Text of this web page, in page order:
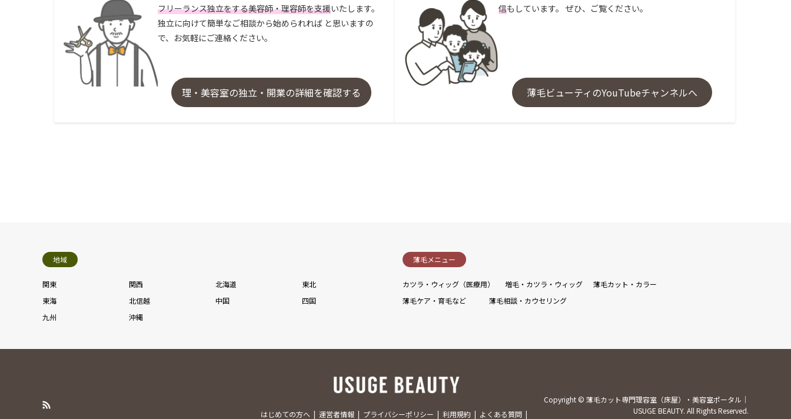
フリーランス独立をする美容師・理容師を支援いたします。
独立に向けて簡単なご相談から始められれば と思いますの
で、お気軽にご連絡ください。
理・美容室の独立・開業の詳細を確認する
信もしています。 ぜひ、ご覧ください。
薄毛ビューティのYouTubeチャンネルへ
地域
関東 関西 北海道
東北
東海
北信越 中国
四国
九州
沖縄
薄毛メニュー
カツラ・ウィッグ（医療用） 増毛・カツラ・ウィッグ
薄毛カット・カラー
薄毛ケア・育毛など
薄毛相談・カウセリング
はじめての方へ 運営者情報 プライバシーポリシー 利用規約 よくある質問
Copyright © 薄毛カット専門理容室（床屋）・美容室ポータル｜
USUGE BEAUTY. All Rights Reserved.